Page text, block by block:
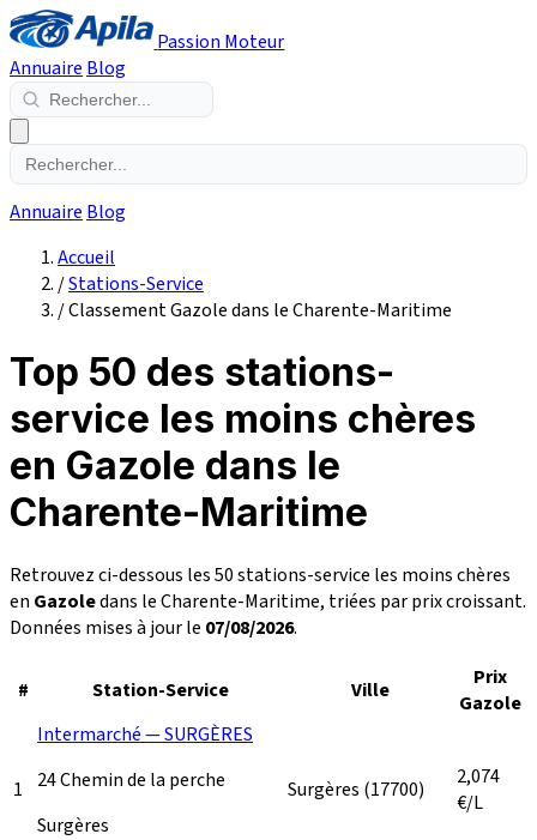
Passion Moteur
Annuaire Blog
Annuaire Blog
Accueil
/Stations-Service
/Classement Gazole dans le Charente-Maritime
Top 50 des stations-
service les moins chères
en Gazole dans le
Charente-Maritime
Retrouvez ci-dessous les 50 stations-service les moins chères
en Gazoledans le Charente-Maritime, triées par prix croissant.
Données mises à jour le 07/08/2026.
# Station-Service Ville
Prix
Gazole
1
Intermarché — SURGÈRES
24 Chemin de la perche
Surgères
Surgères (17700)
2,074
€/L